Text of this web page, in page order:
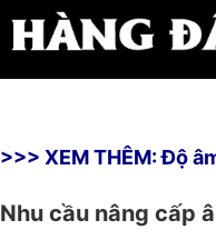
>>> XEM THÊM:Độ
Nhu cầu nâng cấp